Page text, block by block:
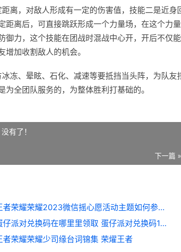
，对敌人形成有一定的伤害值，技能二是近身
离后，可直接跳跃形成一个力量场，在这个力
御力，这个技能在团战时混战中心开，开后不仅
加收割敌人的机会。
、晕眩、石化、减速等要抵挡当头阵，为队友
全团队服务的，为整体胜利打基础的。
没有了！
下一篇 »
王者荣耀荣耀2023微信摇心愿活动主题如何参与 王者荣耀荣耀战区怎么修改别的地区
蛋仔派对兑换码在哪里里领取 蛋仔派对兑换码100000蛋币
者荣耀荣耀少司缘台词锦集 荣燿王者